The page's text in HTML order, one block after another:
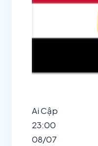
Ai Cập
23:00
08/07